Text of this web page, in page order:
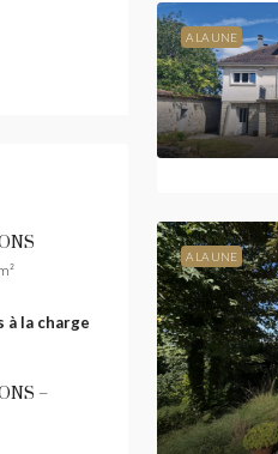
A LA UNE
A LA UNE
à la charge
–